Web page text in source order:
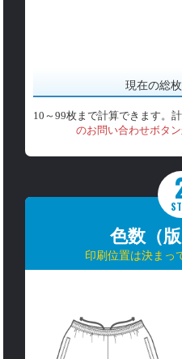
現在の総
10～99枚まで計算できます。
のお問い合わせボタン
色数（
印刷位置は決まっ